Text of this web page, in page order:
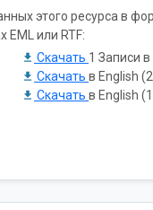
этого ресурса в
или RTF:
Скачать 1 Записи
Скачать в English
Скачать в English